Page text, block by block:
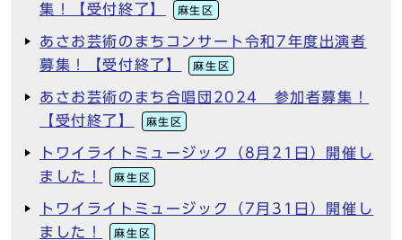
集！【受付終了】
麻生区
あさお芸術のまちコンサート令和7年度出演者
募集！【受付終了】
麻生区
あさお芸術のまち合唱団2024 参加者募集！
【受付終了】
麻生区
トワイライトミュージック（8月21日）開催し
ました！
麻生区
トワイライトミュージック（7月31日）開催し
ました！
麻生区